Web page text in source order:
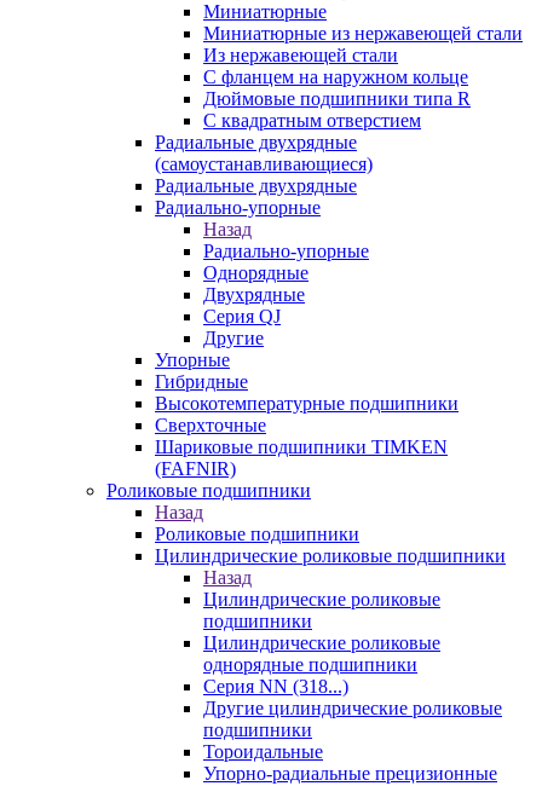
Миниатюрные
Миниатюрные из нержавеющей стали
Из нержавеющей стали
С фланцем на наружном кольце
Дюймовые подшипники типа R
С квадратным отверстием
Радиальные двухрядные
(самоустанавливающиеся)
Радиальные двухрядные
Радиально-упорные
Назад
Радиально-упорные
Однорядные
Двухрядные
Серия QJ
Другие
Упорные
Гибридные
Высокотемпературные подшипники
Сверхточные
Шариковые подшипники TIMKEN
(FAFNIR)
Роликовые подшипники
Назад
Роликовые подшипники
Цилиндрические роликовые подшипники
Назад
Цилиндрические роликовые
подшипники
Цилиндрические роликовые
однорядные подшипники
Серия NN (318...)
Другие цилиндрические роликовые
подшипники
Тороидальные
Упорно-радиальные прецизионные